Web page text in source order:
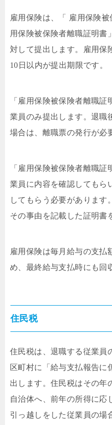
雇用保険は、「 雇用保険
用保険被保険者離職証明書
対して提出します。雇用保
10日以内が提出期限です。
「雇用保険被保険者離職
業員のみ提出します。退職
場合は、離職票の発行が必
「雇用保険被保険者離職
業員に内容を確認してもら
してもらう必要があります
その事由を記載した証明書
雇用保険は毎月給与の支払
め、最終給与支払時にも回
住民税
住民税は、退職する従業員
区町村に「給与支払報告に
出します。住民税はその年
自治体へ、前年の所得に応
引っ越しをした従業員の場